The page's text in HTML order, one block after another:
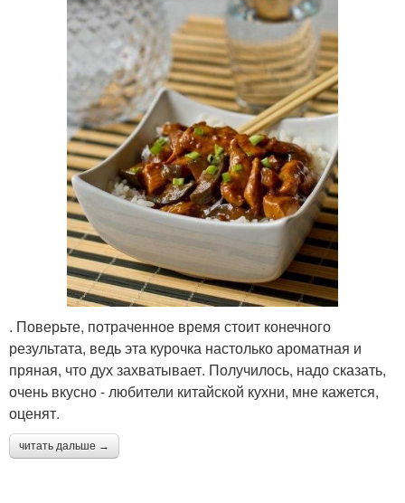
. Поверьте, потраченное время стоит конечного
результата, ведь эта курочка настолько ароматная и
пряная, что дух захватывает. Получилось, надо сказать,
очень вкусно - любители китайской кухни, мне кажется,
оценят.
читать дальше →